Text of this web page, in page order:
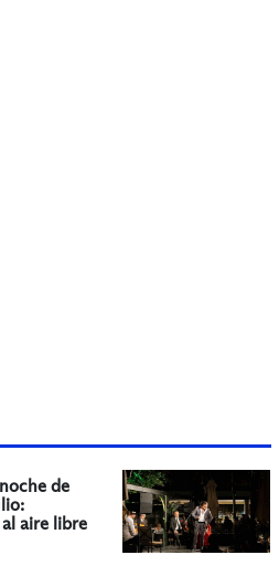
de
aire libre